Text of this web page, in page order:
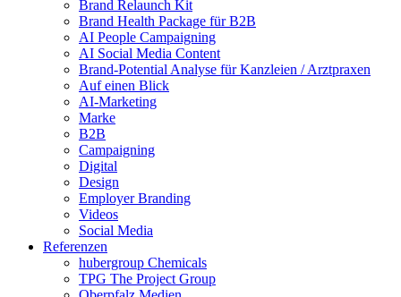
Brand Relaunch Kit
Brand Health Package für B2B
AI People Campaigning
AI Social Media Content
Brand-Potential Analyse für Kanzleien / Arztpraxen
Auf einen Blick
AI-Marketing
Marke
B2B
Campaigning
Digital
Design
Employer Branding
Videos
Social Media
Referenzen
hubergroup Chemicals
TPG The Project Group